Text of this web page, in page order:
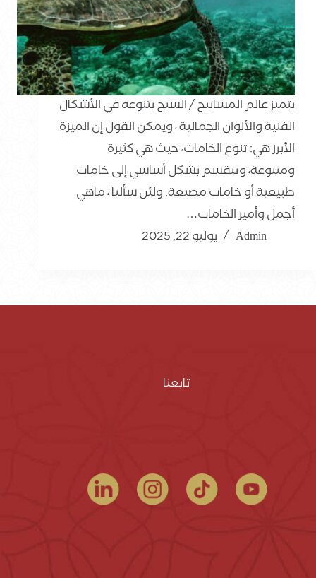
يتميز عالم المسابيح / السبح بتنوعه في الأشكال
الفنية والألوان الجمالية ، ويمكن القول إن الميزة
الأبرز هي: تنوع الخامات، حيث هي كثيرة
ومتنوعة، وتنقسم بشكل أساسي إلى خامات
طبيعية أو خامات مصنعة. ولئن سألنا ، ماهي
أجمل وأميز الخامات…
Admin
يوليو 22, 2025
تابعنا